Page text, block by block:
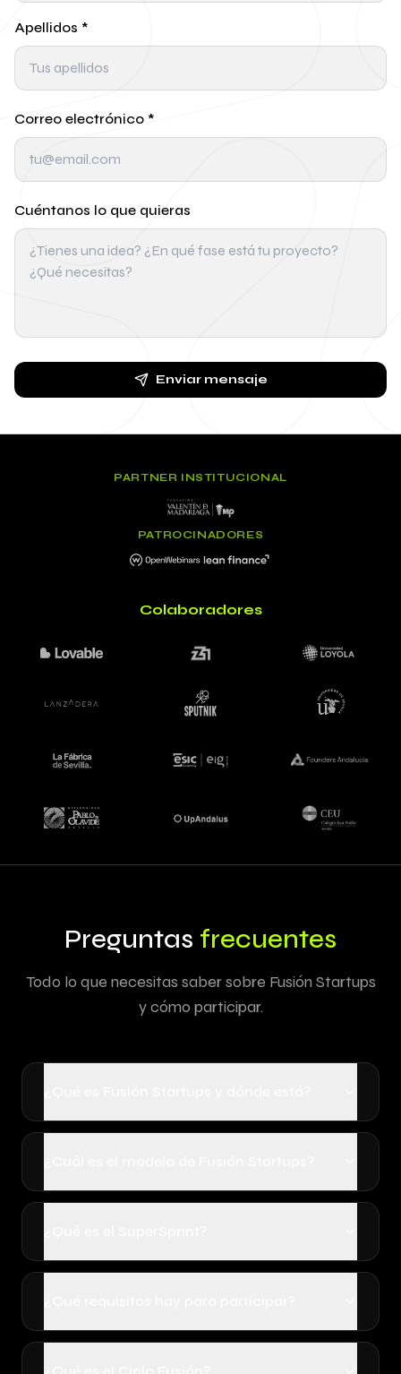
Apellidos *
Correo electrónico *
Cuéntanos lo que quieras
Enviar mensaje
PARTNER INSTITUCIONAL
PATROCINADORES
Colaboradores
Preguntas frecuentes
Todo lo que necesitas saber sobre Fusión Startups
y cómo participar.